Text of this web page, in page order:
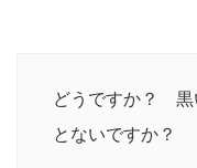
どうですか？ 黒
とないですか？